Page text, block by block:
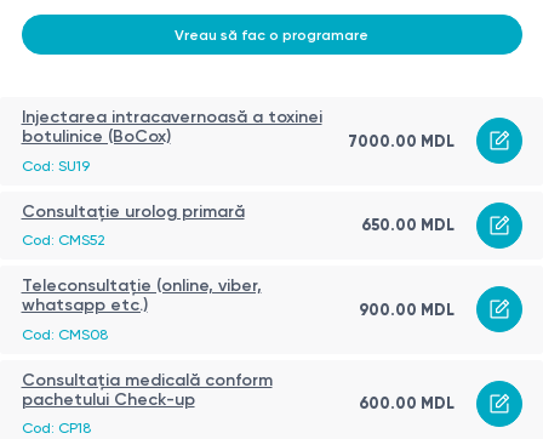
Vreau să fac o programare
Injectarea intracavernoasă a toxinei
botulinice (BoCox)
Cod: SU19
7000.00 MDL
Consultație urolog primară
Cod: CMS52
650.00 MDL
Teleconsultație (online, viber,
whatsapp etc.)
Cod: CMS08
900.00 MDL
Consultația medicală conform
pachetului Check-up
Cod: CP18
600.00 MDL